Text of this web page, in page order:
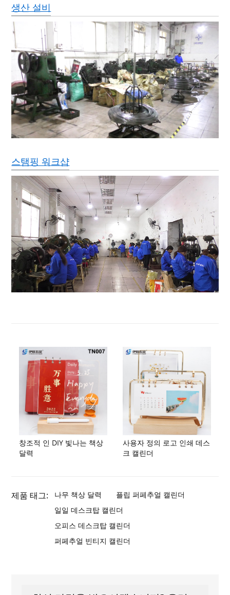
생산 설비
스탬핑 워크샵
창조적 인 DIY 빛나는 책상
달력
사용자 정의 로고 인쇄 데스
크 캘린더
제품 태그: 나무 책상 달력
플립 퍼페추얼 캘린더
일일 데스크탑 캘린더
오피스 데스크탑 캘린더
퍼페추얼 빈티지 캘린더